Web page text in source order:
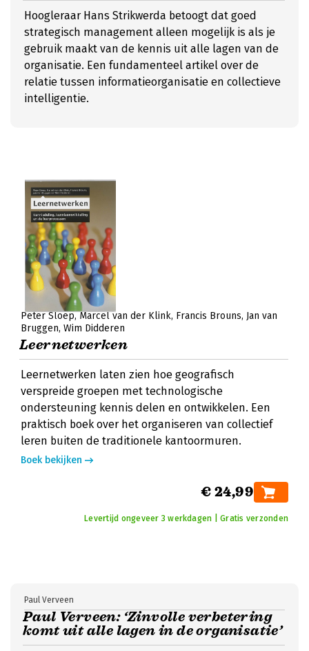
Hoogleraar Hans Strikwerda betoogt dat goed
strategisch management alleen mogelijk is als je
gebruik maakt van de kennis uit alle lagen van de
organisatie. Een fundamenteel artikel over de
relatie tussen informatieorganisatie en collectieve
intelligentie.
Peter Sloep Marcel van der Klink Francis Brouns Jan van
Bruggen Wim Didderen
Leernetwerken
Leernetwerken laten zien hoe geografisch
verspreide groepen met technologische
ondersteuning kennis delen en ontwikkelen. Een
praktisch boek over het organiseren van collectief
leren buiten de traditionele kantoormuren.
Boek bekijken
€ 24,99
Levertijd ongeveer 3 werkdagen | Gratis verzonden
Paul Verveen: ‘Zinvolle verbetering
komt uit alle lagen in de organisatie’
Paul Verveen